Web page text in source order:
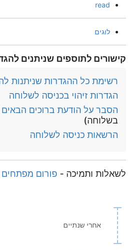
read
לוגים
קישורים לתוספים שניתנים
רשימת כל ההגדרות שניתנות
הגדרות זיהוי בכניסה לשלוחה
הסבר על הודעת ברוכים הבאים
בשלוחה)
הרשאות כניסה לשלוחה
לשאלות ותמיכה - פורום מפתחים API
אחרי שנתיים